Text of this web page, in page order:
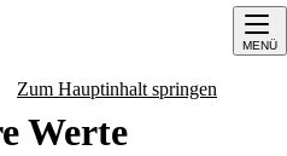
Zum Hauptinhalt springen
MENÜ
Werte